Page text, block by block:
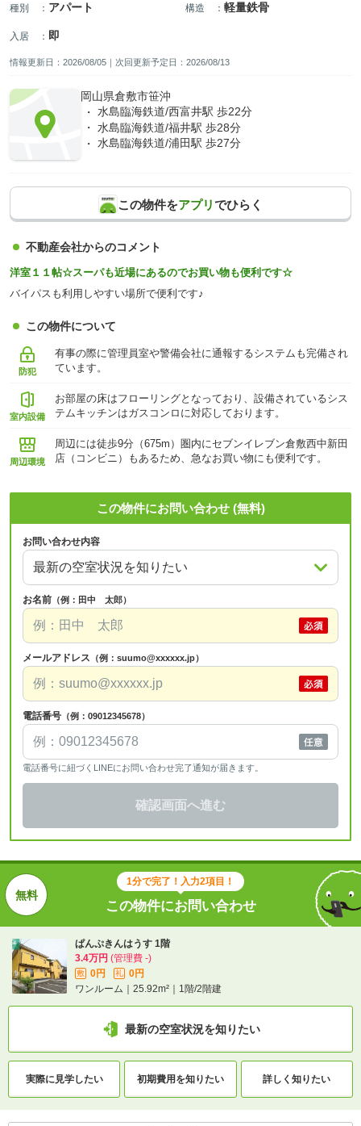
種別 ： アパート 構造 ： 軽量鉄骨
入居 ： 即
情報更新日：2026/08/05｜次回更新予定日：2026/08/13
岡山県倉敷市笹沖
水島臨海鉄道/西富井駅 歩22分
水島臨海鉄道/福井駅 歩28分
水島臨海鉄道/浦田駅 歩27分
この物件をアプリでひらく
不動産会社からのコメント
洋室１１帖☆スーパも近場にあるのでお買い物も便利です☆
バイパスも利用しやすい場所で便利です♪
この物件について
防犯
有事の際に管理員室や警備会社に通報するシステムも完備され
ています。
室内設備
お部屋の床はフローリングとなっており、設備されているシス
テムキッチンはガスコンロに対応しております。
周辺環境
周辺には徒歩9分（675m）圏内にセブンイレブン倉敷西中新田
店（コンビニ）もあるため、急なお買い物にも便利です。
この物件にお問い合わせ (無料)
お問い合わせ内容
お名前 （例：田中 太郎）
メールアドレス （例：suumo@xxxxxx.jp）
電話番号 （例：09012345678）
電話番号に紐づくLINEにお問い合わせ完了通知が届きます。
確認画面へ進む
1分で完了！入力2項目！
この物件にお問い合わせ
ぱんぷきんはうす 1階
3.4万円 (管理費 -)
敷 0円 礼
0円
ワンルーム｜25.92m²｜1階/2階建
最新の空室状況を知りたい
実際に見学したい 初期費用を知りたい 詳しく知りたい